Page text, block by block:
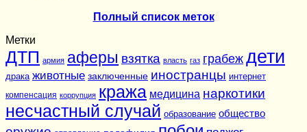
Полный список меток
Метки
ДТП армия аферы взятка власть газ грабеж дети
драка животные заключенные иностранцы интернет
компенсация коррупция кража медицина наркотики
несчастный случай образование общество